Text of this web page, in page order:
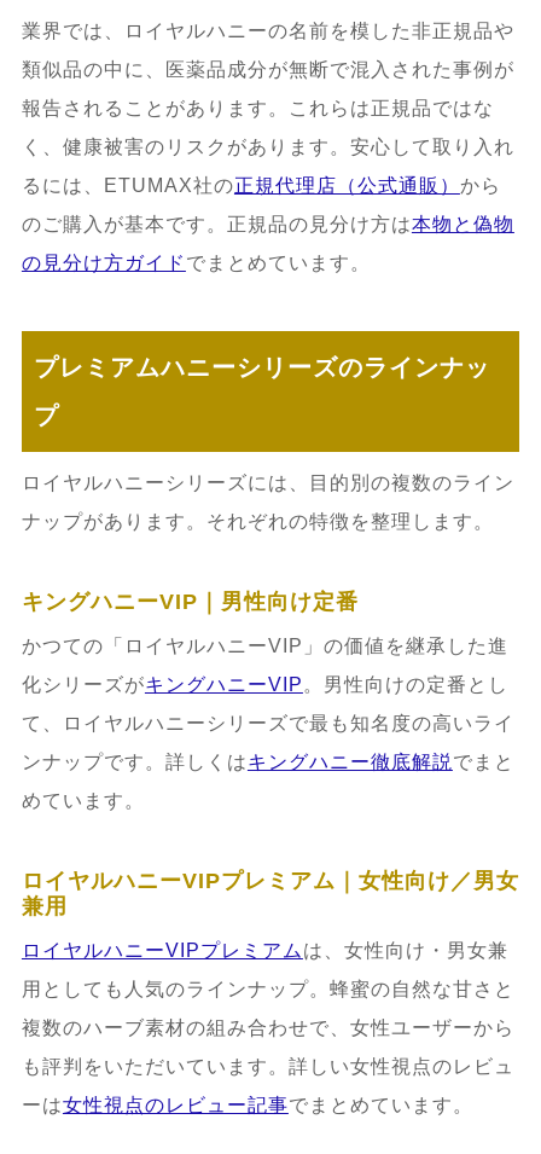
業界では、ロイヤルハニーの名前を模した非正規品や
類似品の中に、医薬品成分が無断で混入された事例が
報告されることがあります。これらは正規品ではな
く、健康被害のリスクがあります。安心して取り入れ
るには、ETUMAX社の正規代理店（公式通販） から
のご購入が基本です。正規品の見分け方は本物と偽物
の見分け方ガイド でまとめています。
プレミアムハニーシリーズのラインナッ
プ
ロイヤルハニーシリーズには、目的別の複数のライン
ナップがあります。それぞれの特徴を整理します。
キングハニーVIP｜男性向け定番
かつての「ロイヤルハニーVIP」の価値を継承した進
化シリーズがキングハニーVIP 。男性向けの定番とし
て、ロイヤルハニーシリーズで最も知名度の高いライ
ンナップです。詳しくはキングハニー徹底解説 でまと
めています。
ロイヤルハニーVIPプレミアム｜女性向け／男女
兼用
ロイヤルハニーVIPプレミアム は、女性向け・男女兼
用としても人気のラインナップ。蜂蜜の自然な甘さと
複数のハーブ素材の組み合わせで、女性ユーザーから
も評判をいただいています。詳しい女性視点のレビュ
ーは女性視点のレビュー記事でまとめています。